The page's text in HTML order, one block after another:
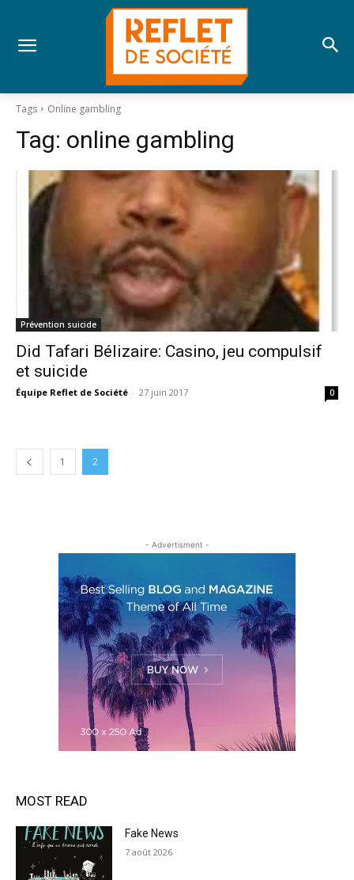
Tags Online gambling
Tag: online gambling
Prévention suicide
Did Tafari Bélizaire: Casino, jeu compulsif
et suicide
Équipe Reflet de Société - 27 juin 2017 0
1 2
- Advertisment -
MOST READ
Fake News
7 août 2026